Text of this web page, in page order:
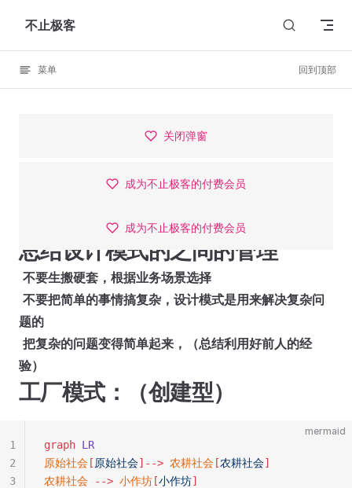
Skip to content
不止极客
菜单 回到顶部
关闭弹窗
成为不止极客的付费会员
成为不止极客的付费会员
这里是一个广告位， Try now →
成为不止极客的付费会员
总结设计模式的之间的管理
不要生搬硬套，根据业务场景选择
不要把简单的事情搞复杂，设计模式是用来解决复杂问
题的
把复杂的问题变得简单起来，（总结利用好前人的经
验）
工厂模式：（创建型）
mermaid
graph LR
原始社会 [ 原始社会]--> 农耕社会 [农耕社会]
农耕社会
--> 小作坊 [小作坊]
1
2
3